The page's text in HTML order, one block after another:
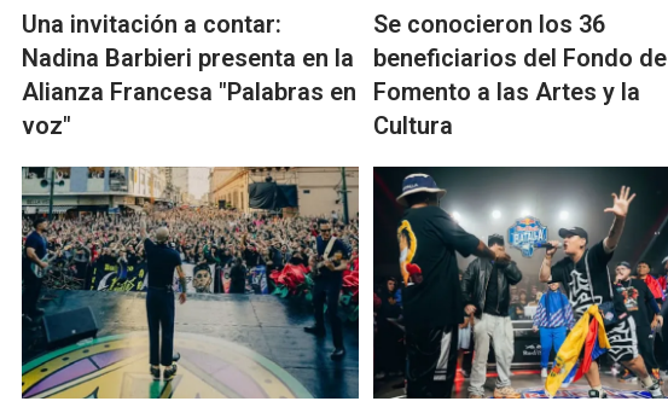
Una invitación a contar:
Nadina Barbieri presenta en la
Alianza Francesa "Palabras en
voz"
Se conocieron los 36
beneficiarios del Fondo de
Fomento a las Artes y la
Cultura